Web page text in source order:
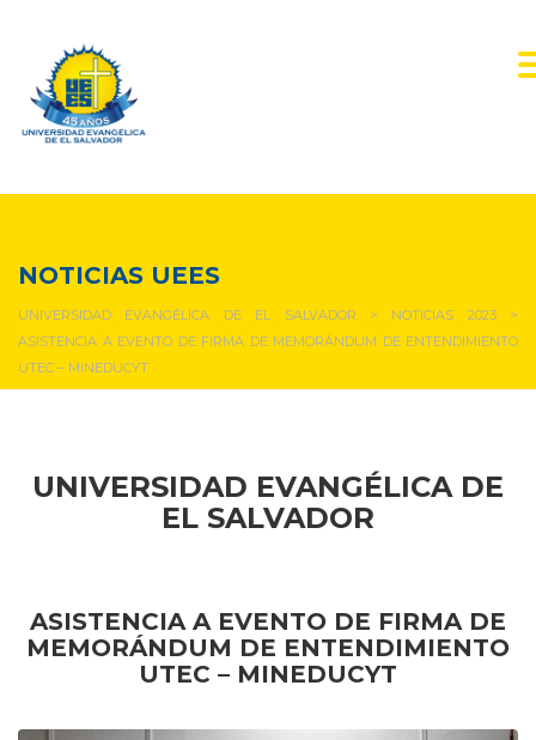
NOTICIAS UEES
UNIVERSIDAD EVANGÉLICA DE EL SALVADOR > NOTICIAS 2023>
ASISTENCIA A EVENTO DE FIRMA DE MEMORÁNDUM DE ENTENDIMIENTO
UTEC – MINEDUCYT
UNIVERSIDAD EVANGÉLICA DE
EL SALVADOR
ASISTENCIA A EVENTO DE FIRMA DE
MEMORÁNDUM DE ENTENDIMIENTO
UTEC – MINEDUCYT